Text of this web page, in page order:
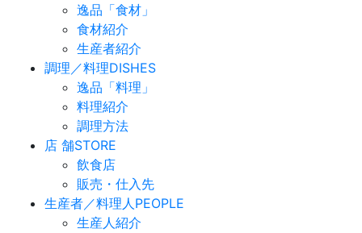
逸品「食材」
食材紹介
生産者紹介
調理／料理DISHES
逸品「料理」
料理紹介
調理方法
店 舗STORE
飲食店
販売・仕入先
生産者／料理人PEOPLE
生産人紹介